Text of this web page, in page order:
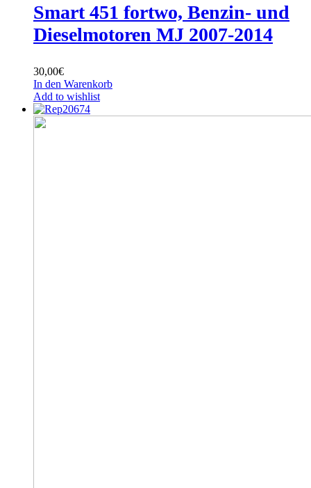
Smart 451 fortwo, Benzin- und
Dieselmotoren MJ 2007-2014
30,00€
In den Warenkorb
Add to wishlist